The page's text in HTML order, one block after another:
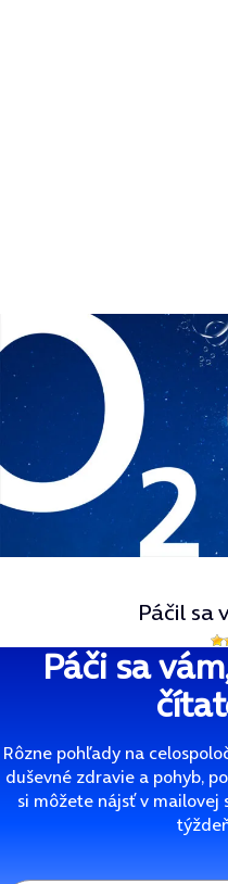
Páčil sa
Páči sa
Rôzne pohľady na
duševné zdravie a pohyb,
si môžete nájsť v mailovej